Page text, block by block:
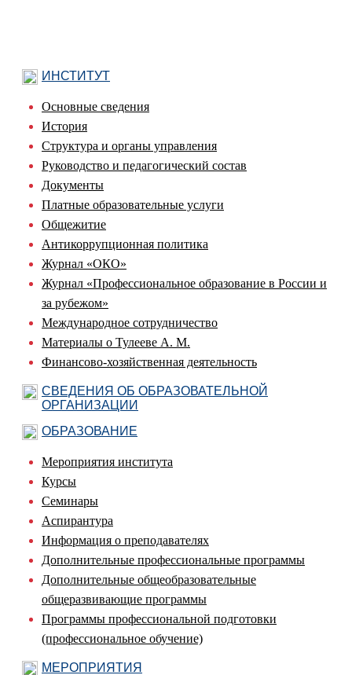
ИНСТИТУТ
Основные сведения
История
Структура и органы управления
Руководство и педагогический состав
Документы
Платные образовательные услуги
Общежитие
Антикоррупционная политика
Журнал «ОКО»
Журнал «Профессиональное образование в России и
за рубежом»
Международное сотрудничество
Материалы о Тулееве А. М.
Финансово-хозяйственная деятельность
СВЕДЕНИЯ ОБ ОБРАЗОВАТЕЛЬНОЙ
ОРГАНИЗАЦИИ
ОБРАЗОВАНИЕ
Мероприятия института
Курсы
Семинары
Аспирантура
Информация о преподавателях
Дополнительные профессиональные программы
Дополнительные общеобразовательные
общеразвивающие программы
Программы профессиональной подготовки
(профессиональное обучение)
МЕРОПРИЯТИЯ